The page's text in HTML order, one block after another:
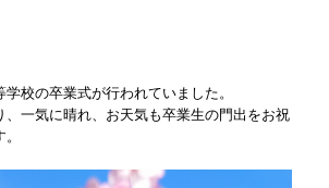
校の卒業式が行われていました。
、一気に晴れ、お天気も卒業生の門出をお祝